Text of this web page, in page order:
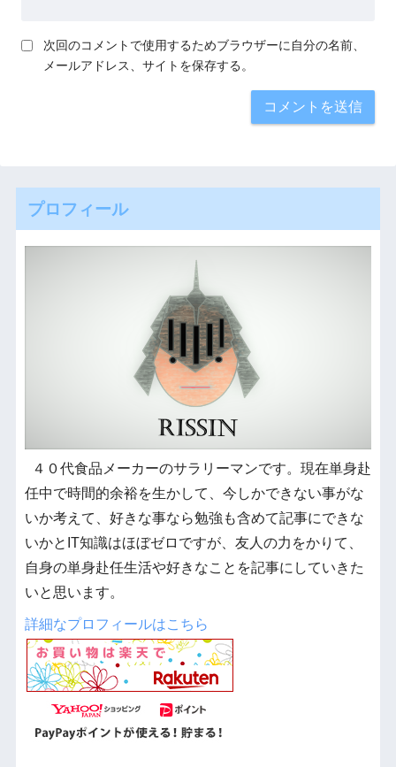
次回のコメントで使用するためブラウザーに自分の名前、
メールアドレス、サイトを保存する。
プロフィール
４０代食品メーカーのサラリーマンです。現在単身赴
任中で時間的余裕を生かして、今しかできない事がな
いか考えて、好きな事なら勉強も含めて記事にできな
いかとIT知識はほぼゼロですが、友人の力をかりて、
自身の単身赴任生活や好きなことを記事にしていきた
いと思います。
詳細なプロフィールはこちら